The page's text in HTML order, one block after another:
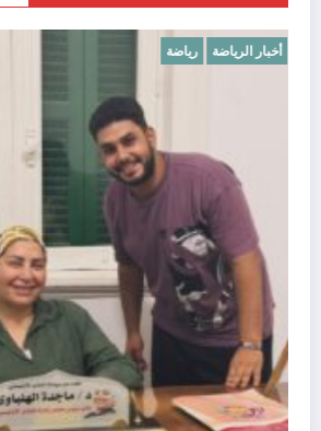
أخبار الرياضة رياضة